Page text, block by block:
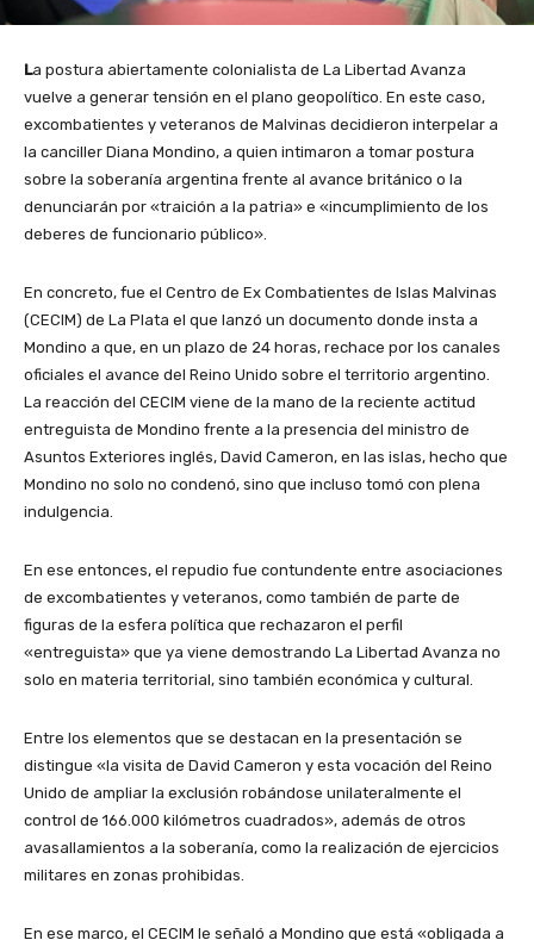
La postura abiertamente colonialista de La Libertad Avanza
vuelve a generar tensión en el plano geopolítico. En este caso,
excombatientes y veteranos de Malvinas decidieron interpelar a
la canciller Diana Mondino, a quien intimaron a tomar postura
sobre la soberanía argentina frente al avance británico o la
denunciarán por «traición a la patria» e «incumplimiento de los
deberes de funcionario público».
En concreto, fue el Centro de Ex Combatientes de Islas Malvinas
(CECIM) de La Plata el que lanzó un documento donde insta a
Mondino a que, en un plazo de 24 horas, rechace por los canales
oficiales el avance del Reino Unido sobre el territorio argentino.
La reacción del CECIM viene de la mano de la reciente actitud
entreguista de Mondino frente a la presencia del ministro de
Asuntos Exteriores inglés, David Cameron, en las islas, hecho que
Mondino no solo no condenó, sino que incluso tomó con plena
indulgencia.
En ese entonces, el repudio fue contundente entre asociaciones
de excombatientes y veteranos, como también de parte de
figuras de la esfera política que rechazaron el perfil
«entreguista» que ya viene demostrando La Libertad Avanza no
solo en materia territorial, sino también económica y cultural.
Entre los elementos que se destacan en la presentación se
distingue «la visita de David Cameron y esta vocación del Reino
Unido de ampliar la exclusión robándose unilateralmente el
control de 166.000 kilómetros cuadrados», además de otros
avasallamientos a la soberanía, como la realización de ejercicios
militares en zonas prohibidas.
En ese marco, el CECIM le señaló a Mondino que está «obligada a